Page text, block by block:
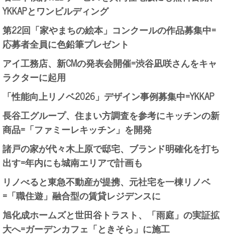
YKKAPとワンビルディング
第22回「家やまちの絵本」コンクールの作品募集中=
応募者全員に色鉛筆プレゼント
アイ工務店、新CMの発表会開催=渋谷凪咲さんをキャ
ラクターに起用
「性能向上リノベ2026」デザイン事例募集中=YKKAP
長谷工グループ、住まい方調査を参考にキッチンの新
商品=「ファミーレキッチン」を開発
諸戸の家が代々木上原で邸宅、ブランド明確化を打ち
出す=年内にも城南エリアで計画も
リノべると東急不動産が提携、元社宅を一棟リノベ
=「職住遊」融合型の賃貸レジデンスに
旭化成ホームズと世田谷トラスト、「雨庭」の実証拡
大へ=ガーデンカフェ「ときそら」に施工